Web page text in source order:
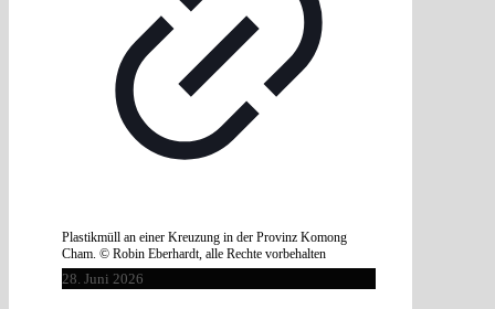
Plastikmüll an einer Kreuzung in der Provinz Komong
Cham. © Robin Eberhardt, alle Rechte vorbehalten
28. Juni 2026